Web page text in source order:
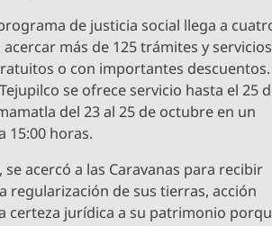
de justicia social llega a
más de 125 trámites y servicios
o con importantes descuentos.
se ofrece servicio hasta el 25
del 23 al 25 de octubre en un
15:00 horas.
se acercó a las Caravanas para recibir
regularización de sus tierras, acción
certeza jurídica a su patrimonio